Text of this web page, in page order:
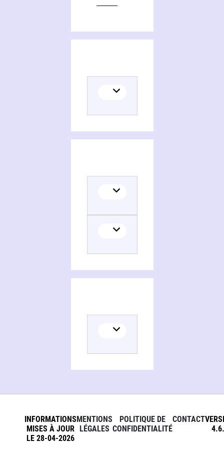
INFORMATIONS
MISES À JOUR
LE 28-04-2026
MENTIONS
LÉGALES
POLITIQUE DE
CONFIDENTIALITÉ
CONTACT